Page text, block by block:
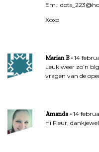
Em.:
Xoxo
Marian B
14
Leuk weer zo’n
vragen van de
Amanda
14
Hi Fleur,